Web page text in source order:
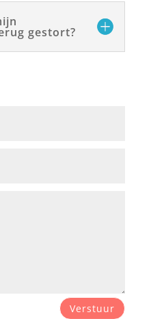
gestort?
Verstuur